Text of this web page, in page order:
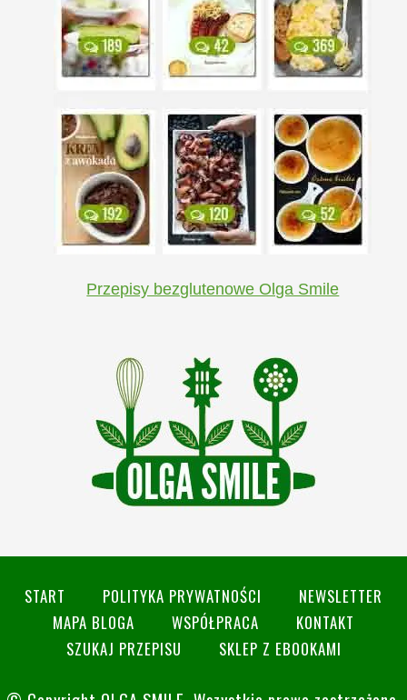
Przepisy bezglutenowe Olga Smile
START POLITYKA PRYWATNOŚCI
NEWSLETTER
MAPA BLOGA
WSPÓŁPRACA
KONTAKT
SZUKAJ PRZEPISU
SKLEP Z EBOOKAMI